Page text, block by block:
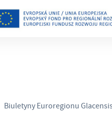
Biuletyny Euroregionu